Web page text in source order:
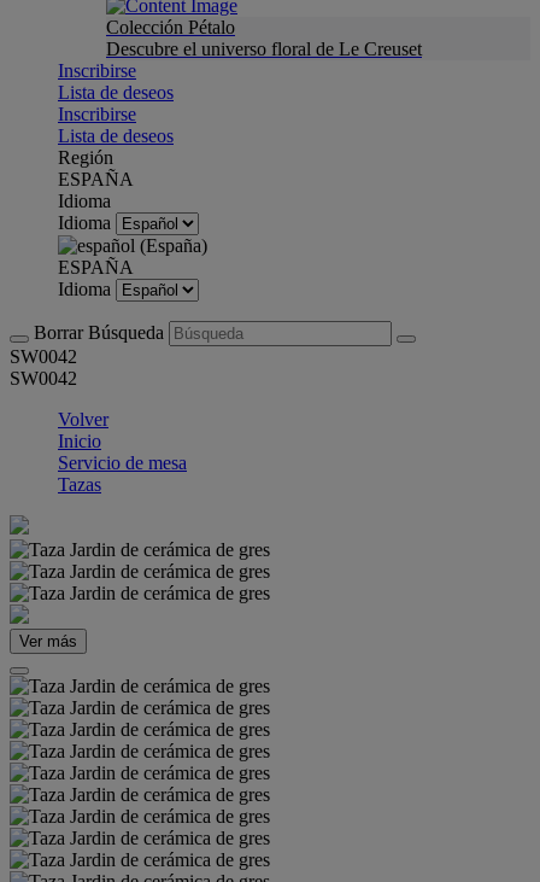
Colección Pétalo
Descubre el universo floral de Le Creuset
Inscribirse
Lista de deseos
Inscribirse
Lista de deseos
Región
ESPAÑA
Idioma
Idioma
ESPAÑA
Idioma
Borrar Búsqueda
SW0042
SW0042
Volver
Inicio
Servicio de mesa
Tazas
Ver más